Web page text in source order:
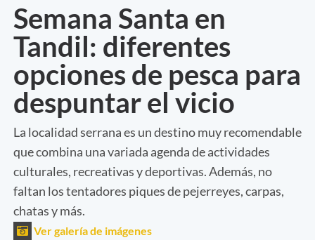
Semana Santa en
Tandil: diferentes
opciones de pesca para
despuntar el vicio
La localidad serrana es un destino muy recomendable
que combina una variada agenda de actividades
culturales, recreativas y deportivas. Además, no
faltan los tentadores piques de pejerreyes, carpas,
chatas y más.
Ver galería de imágenes